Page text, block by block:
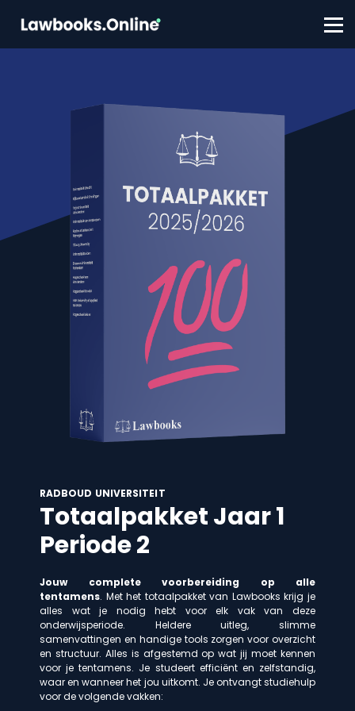
FAQ
Contact
RADBOUD UNIVERSITEIT
Totaalpakket Jaar 1
Periode 2
Jouw complete voorbereiding op alle
tentamens. Met het totaalpakket van Lawbooks krijg je
alles wat je nodig hebt voor elk vak van deze
onderwijsperiode. Heldere uitleg, slimme
samenvattingen en handige tools zorgen voor overzicht
en structuur. Alles is afgestemd op wat jij moet kennen
voor je tentamens. Je studeert efficiënt en zelfstandig,
waar en wanneer het jou uitkomt. Je ontvangt studiehulp
voor de volgende vakken: